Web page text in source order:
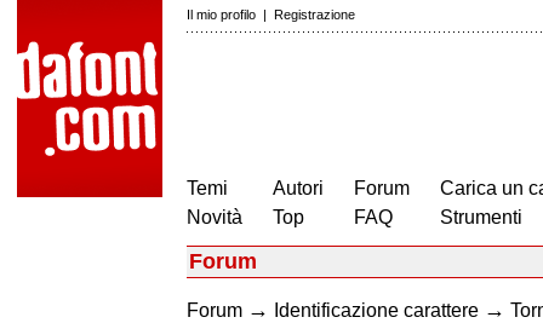
Il mio profilo | Registrazione
Temi
Novità
Autori
Top
Forum
FAQ
Carica un
Strumenti
Forum
Forum → Identificazione carattere →